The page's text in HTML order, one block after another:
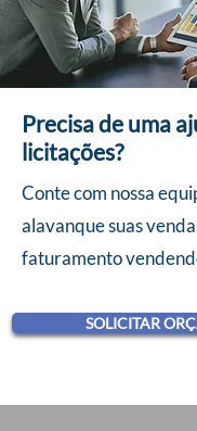
Precisa de uma
licitações?
Conte com nossa
alavanque suas
faturamento
SOLICITAR